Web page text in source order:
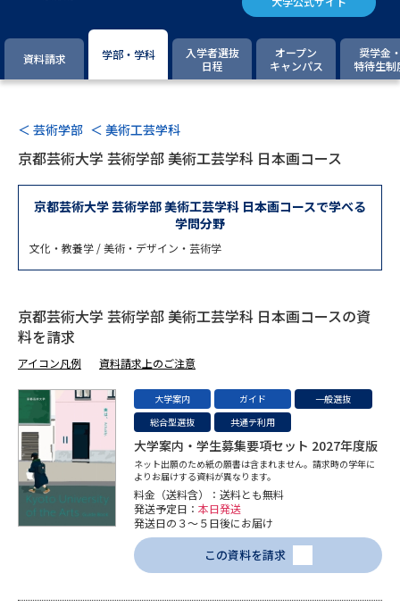
大学院の資料請求
留学・進学関連、塾・予備校
大学入学共通テスト「受験案
内」の請求
配慮案内」の請求
幼稚園教員資格認定試験 小学校教員資格認定試験
高等学校（情報）教員資格認定
大学で学べる内容や特徴を調べる
新増設大学・学部・学科特集
国際・グローバルに強い大学特
集
データサイエンス特集 奨学金・特待生制度特集
デジタルパンフレット 進路の３択
新学年スタート号特集ページ
新学年スタート号特集ページ
（高2生用）
SELFBRAND特集ページ
資料請求 学部・学科
入学者選抜
日程
オープン
キャンパス
奨学金
特待生制
＜ 芸術学部 ＜ 美術工芸学科
京都芸術大学 芸術学部 美術工芸学科 日本画コース
京都芸術大学 芸術学部 美術工芸学科 日本画コースで学べる
学問分野
文化・教養学 / 美術・デザイン・芸術学
京都芸術大学 芸術学部 美術工芸学科 日本画コースの資
料を請求
アイコン凡例 資料請求上のご注意
大学案内 ガイド
一般選抜
総合型選抜
共通テ利用
大学案内・学生募集要項セット 2027年度版
ネット出願のため紙の願書は含まれません。請求時の学年に
よりお届けする資料が異なります。
料金（送料含）：送料とも無料
発送予定日： 本日発送
発送日の３～５日後にお届け
この資料を請求